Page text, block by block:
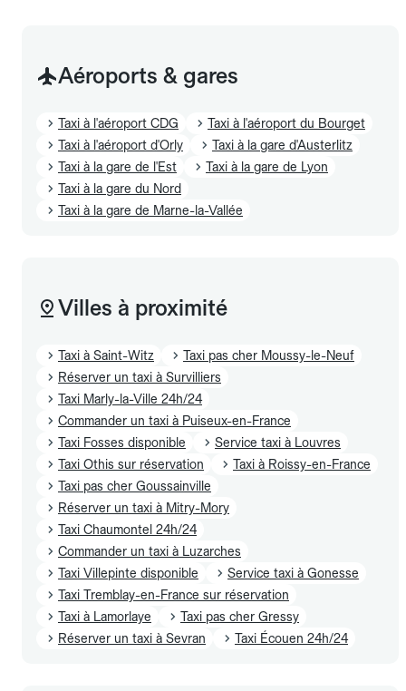
Aéroports & gares
Taxi à l'aéroport CDG
Taxi à l'aéroport du Bourget
Taxi à l'aéroport d'Orly
Taxi à la gare d'Austerlitz
Taxi à la gare de l'Est
Taxi à la gare de Lyon
Taxi à la gare du Nord
Taxi à la gare de Marne-la-Vallée
Villes à proximité
Taxi à Saint-Witz
Taxi pas cher Moussy-le-Neuf
Réserver un taxi à Survilliers
Taxi Marly-la-Ville 24h/24
Commander un taxi à Puiseux-en-France
Taxi Fosses disponible
Service taxi à Louvres
Taxi Othis sur réservation
Taxi à Roissy-en-France
Taxi pas cher Goussainville
Réserver un taxi à Mitry-Mory
Taxi Chaumontel 24h/24
Commander un taxi à Luzarches
Taxi Villepinte disponible
Service taxi à Gonesse
Taxi Tremblay-en-France sur réservation
Taxi à Lamorlaye
Taxi pas cher Gressy
Réserver un taxi à Sevran
Taxi Écouen 24h/24